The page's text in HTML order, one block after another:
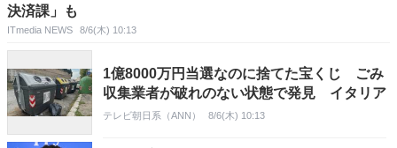
決済課」も
ITmedia NEWS 8/6(木) 10:13
1億8000万円当選なのに捨てた宝くじ ごみ
収集業者が破れのない状態で発見 イタリア
テレビ朝日系（ANN） 8/6(木) 10:13